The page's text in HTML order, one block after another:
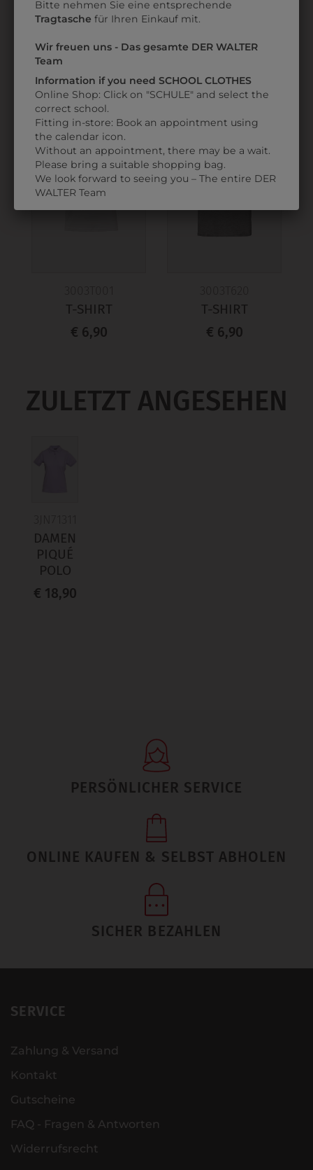
DAS KÖNNTE IHNEN
AUCH GEFALLEN
T-SHIRT
€ 6,90
T-SHIRT
€ 6,90
ZULETZT ANGESEHEN
DAMEN
PIQUÉ
POLO
€ 18,90
PERSÖNLICHER SERVICE
ONLINE KAUFEN & SELBST ABHOLEN
SICHER BEZAHLEN
SERVICE
Zahlung & Versand
Kontakt
Gutscheine
FAQ - Fragen & Antworten
Widerrufsrecht
Bitte nehmen Sie eine entsprechende
Tragtasche für Ihren Einkauf mit.
Wir freuen uns - Das gesamte DER WALTER
Team
Information if you need SCHOOL CLOTHES
Online Shop: Click on "SCHULE" and select the
correct school.
Fitting in-store: Book an appointment using
the calendar icon.
Without an appointment, there may be a wait.
Please bring a suitable shopping bag.
We look forward to seeing you – The entire DER
WALTER Team